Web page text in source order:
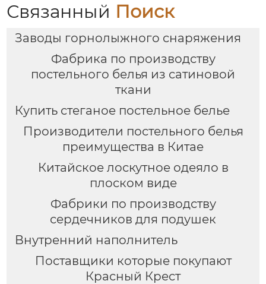
Связанный Поиск
Заводы горнолыжного снаряжения
Фабрика по производству
постельного белья из сатиновой
ткани
Купить стеганое постельное белье
Производители постельного белья
преимущества в Китае
Китайское лоскутное одеяло в
плоском виде
Фабрики по производству
сердечников для подушек
Внутренний наполнитель
Поставщики которые покупают
Красный Крест